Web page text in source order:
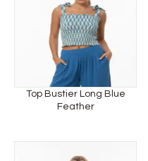
Top Bustier Long Blue
Feather